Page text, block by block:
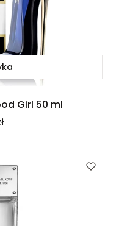
Girl 50 ml